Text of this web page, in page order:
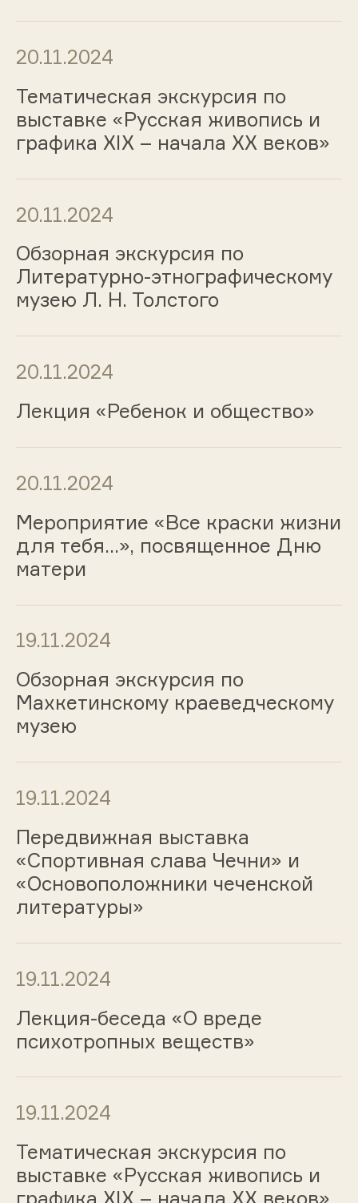
20.11.2024
Тематическая экскурсия по
выставке «Русская живопись и
графика ХIХ – начала ХХ веков»
20.11.2024
Обзорная экскурсия по
Литературно-этнографическому
музею Л. Н. Толстого
20.11.2024
Лекция «Ребенок и общество»
20.11.2024
Мероприятие «Все краски жизни
для тебя…», посвященное Дню
матери
19.11.2024
Обзорная экскурсия по
Махкетинскому краеведческому
музею
19.11.2024
Передвижная выставка
«Спортивная слава Чечни» и
«Основоположники чеченской
литературы»
19.11.2024
Лекция-беседа «О вреде
психотропных веществ»
19.11.2024
Тематическая экскурсия по
выставке «Русская живопись и